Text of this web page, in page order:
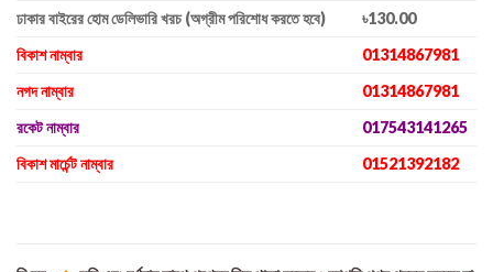
ঢাকার বাইরের হোম ডেলিভারি খরচ (অগ্রীম পরিশোধ করতে হবে)
৳130.00
বিকাশ নাম্বার
01314867981
নগদ নাম্বার
01314867981
রকেট নাম্বার
017543141265
বিকাশ মার্চেন্ট নাম্বার
01521392182